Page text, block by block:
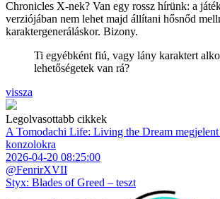
Chronicles X-nek? Van egy rossz hírünk: a
verziójában nem lehet majd állítani hősnőd
karaktergeneráláskor. Bizony.
Ti egyébként fiú, vagy lány karaktert
lehetőségetek van rá?
vissza
Legolvasottabb cikkek
A Tomodachi Life: Living the Dream
konzolokra
2026-04-20 08:25:00
@FenrirXVII
Styx: Blades of Greed – teszt